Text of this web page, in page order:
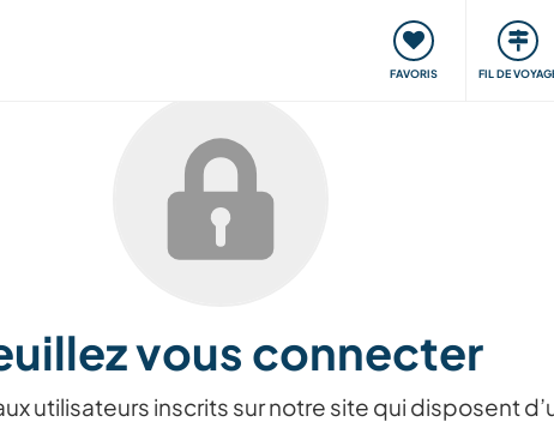
FAVORIS FIL DE
Voyager, apprendre
vous connecter
utilisateurs inscrits sur notre site qui disposent